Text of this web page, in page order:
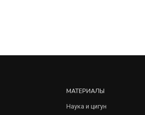
МАТЕРИАЛЫ
Наука и цигун